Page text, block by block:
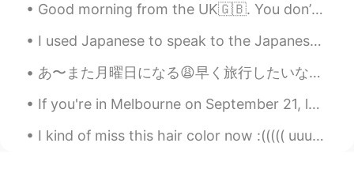
Good morning from the UK🇬🇧. You don’t always need a logical reason to do anything in your life.Do...
I used Japanese to speak to the Japanese “mafia” or maybe just a motorcycle gang member. Learning...
あ〜また月曜日になる😩早く旅行したいな〜😭早く日本に行きたいー😆✈ 旅行と言えば、いつも自分のスリッパを持って行く。別に潔癖症じゃないけどビジネスホテルのスリッパは1回を使って捨てるスリッパじゃ...
If you're in Melbourne on September 21, look up at the sky! We're getting a working Batman signal...
I kind of miss this hair color now :((((( uuuurgh Can someone PLEASE PLAY WITH ME ON ANIMAL CROS...